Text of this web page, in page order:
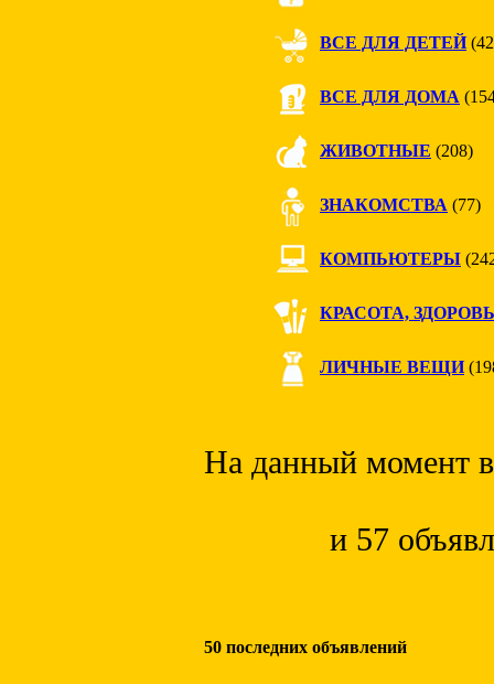
ВСЕ ДЛЯ ДЕТЕЙ
ВСЕ ДЛЯ ДОМА
ЖИВОТНЫЕ (208)
ЗНАКОМСТВА (77)
КОМПЬЮТЕРЫ
КРАСОТА,
ЛИЧНЫЕ ВЕЩИ
На данный момент
и 57
50 последних объявлений